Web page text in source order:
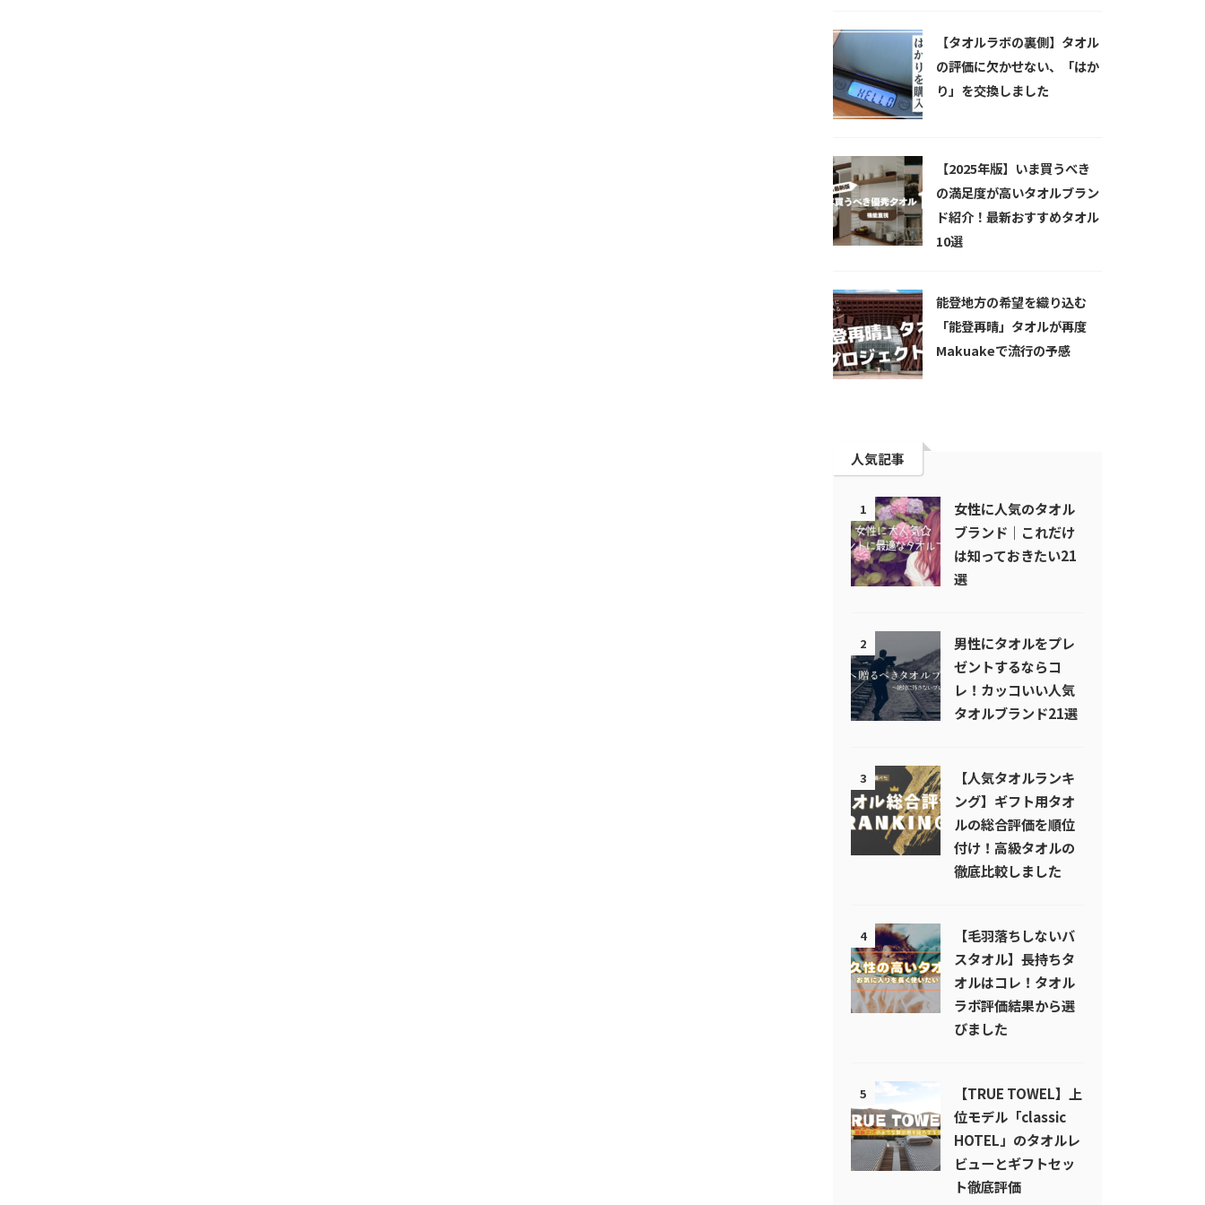
【タオルラボの裏側】タオル
の評価に欠かせない、「はか
り」を交換しました
【2025年版】いま買うべき
の満足度が高いタオルブラン
ド紹介！最新おすすめタオル
10選
能登地方の希望を織り込む
「能登再晴」タオルが再度
Makuakeで流行の予感
人気記事
1
女性に人気のタオル
ブランド｜これだけ
は知っておきたい21
選
2
男性にタオルをプレ
ゼントするならコ
レ！カッコいい人気
タオルブランド21選
3
【人気タオルランキ
ング】ギフト用タオ
ルの総合評価を順位
付け！高級タオルの
徹底比較しました
4
【毛羽落ちしないバ
スタオル】長持ちタ
オルはコレ！タオル
ラボ評価結果から選
びました
5
【TRUE TOWEL】上
位モデル「classic
HOTEL」のタオルレ
ビューとギフトセッ
ト徹底評価